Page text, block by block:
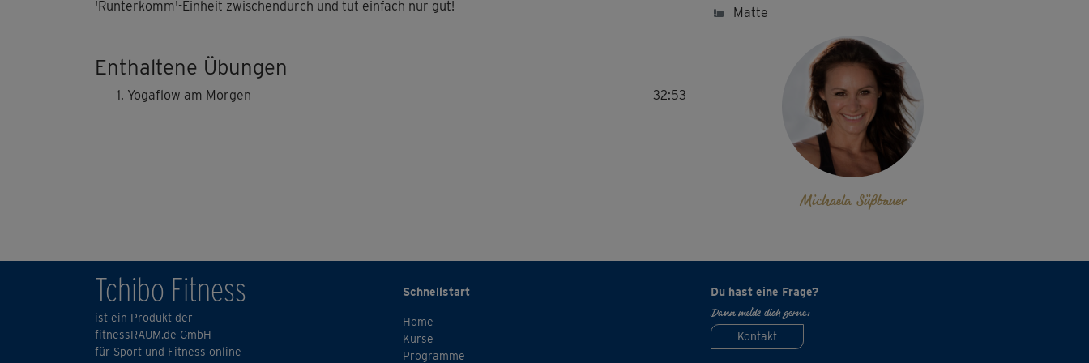
Toller Kurs, nicht unanstrengend.
Dorothee193
Tut richtig gut. Danke Michi für diese schöne
A
Astrid285
Top, auch tagsüber
'Runterkomm'-Einheit zwischendurch und tut einfach nur gut!
Enthaltene Übungen
Yogaflow am Morgen 32:53
Matte
Michaela Süßbauer
Tchibo Fitness
ist ein Produkt der
fitnessRAUM.de GmbH
für Sport und Fitness online
Schnellstart
Home
Kurse
Programme
Du hast eine Frage?
Dann melde dich gerne:
Kontakt